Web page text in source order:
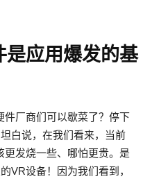
是应用爆发的基
件厂商们可以歇菜了？停下
白说，在我们看来，当前
更发烧一些、哪怕更贵。是
VR设备！因为我们看到，